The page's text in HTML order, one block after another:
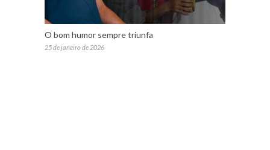
O bom humor sempre triunfa
25 de janeiro de 2026